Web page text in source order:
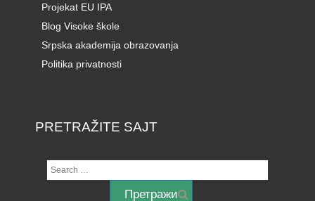
Projekat EU IPA
Blog Visoke škole
Srpska akademija obrazovanja
Politika privatnosti
PRETRAŽITE SAJT